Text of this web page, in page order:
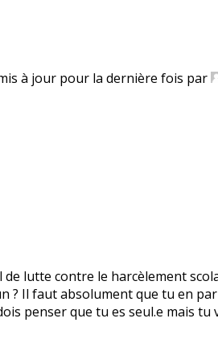
à jour pour la dernière fois par
de lutte contre le harcèlement
? Il faut absolument que tu en
penser que tu es seul.e mais